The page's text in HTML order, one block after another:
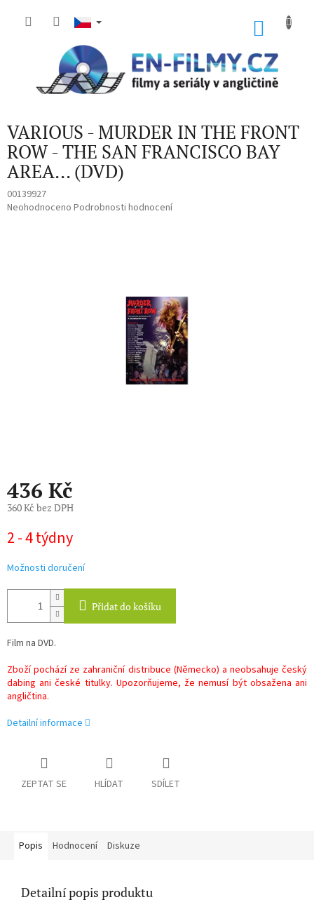
VARIOUS - MURDER IN THE FRONT
ROW - THE SAN FRANCISCO BAY
AREA... (DVD)
00139927
Průměrné
Neohodnoceno Podrobnosti hodnocení
436 Kč
360 Kč bez DPH
cena:
2 - 4 týdny
Možnosti doručení
Přidat do košíku
Film na DVD.
Zboží pochází ze zahraniční distribuce (Německo) a neobsahuje český
dabing ani české titulky. Upozorňujeme, že nemusí být obsažena ani
angličtina.
Detailní informace
ZEPTAT SE HLÍDAT SDÍLET
Popis Hodnocení Diskuze
Detailní popis produktu